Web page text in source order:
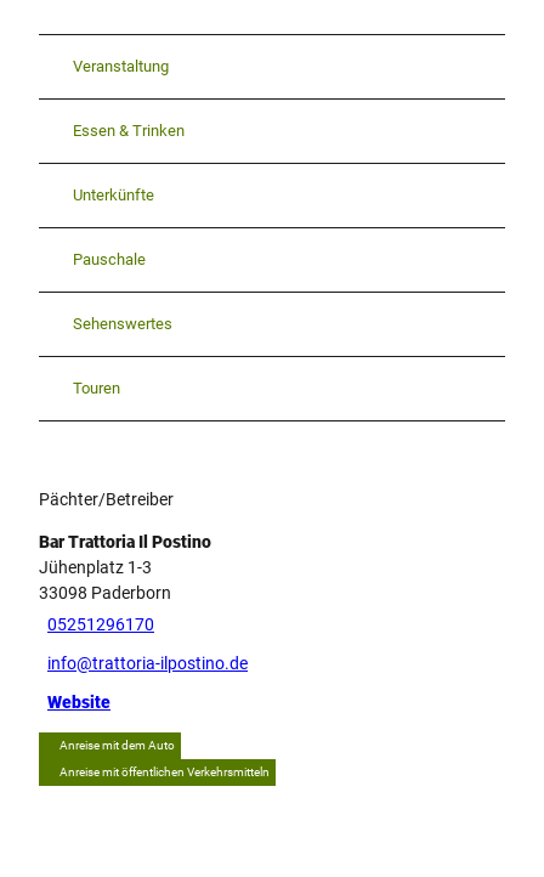
Veranstaltung
Essen & Trinken
Unterkünfte
Pauschale
Sehenswertes
Touren
Pächter/Betreiber
Bar Trattoria Il Postino
Jühenplatz 1-3
33098 Paderborn
05251296170
info@trattoria-ilpostino.de
Website
Anreise mit dem Auto
Anreise mit öffentlichen Verkehrsmitteln